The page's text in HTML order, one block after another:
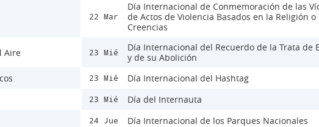
Aire
22 Mar
Día Internacional de Conmemoración de las
de Actos de Violencia Basados en la Religión o
Creencias
23 Mié
Día Internacional del Recuerdo de la Trata de
y de su Abolición
23 Mié Día Internacional del Hashtag
23 Mié Día del Internauta
24 Jue Día Internacional de los Parques Nacionales